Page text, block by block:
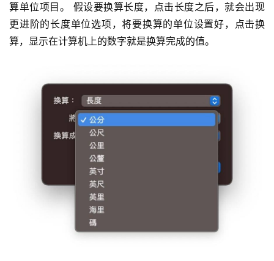
算单位项目。 假设要换算长度，点击长度之后，就会出现
更进阶的长度单位选项，将要换算的单位设置好，点击换
算，显示在计算机上的数字就是换算完成的值。